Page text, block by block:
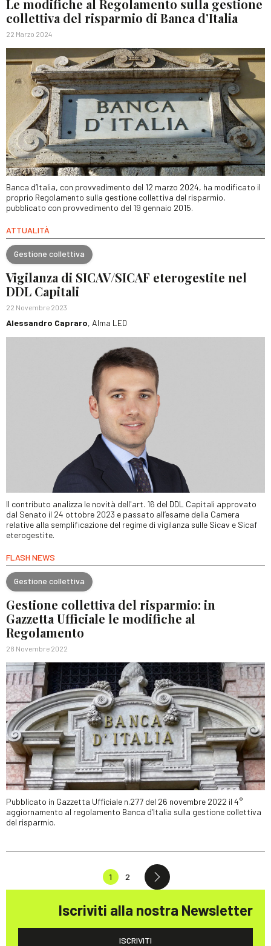
Le modifiche al Regolamento sulla gestione
collettiva del risparmio di Banca d’Italia
22 Marzo 2024
Banca d’Italia, con provvedimento del 12 marzo 2024, ha modificato il
proprio Regolamento sulla gestione collettiva del risparmio,
pubblicato con provvedimento del 19 gennaio 2015.
ATTUALITÀ
Gestione collettiva
Vigilanza di SICAV/SICAF eterogestite nel
DDL Capitali
22 Novembre 2023
Alessandro Capraro, Alma LED
Il contributo analizza le novità dell'art. 16 del DDL Capitali approvato
dal Senato il 24 ottobre 2023 e passato all’esame della Camera
relative alla semplificazione del regime di vigilanza sulle Sicav e Sicaf
eterogestite.
FLASH NEWS
Gestione collettiva
Gestione collettiva del risparmio: in
Gazzetta Ufficiale le modifiche al
Regolamento
28 Novembre 2022
Pubblicato in Gazzetta Ufficiale n.277 del 26 novembre 2022 il 4°
aggiornamento al regolamento Banca d’Italia sulla gestione collettiva
del risparmio.
1 2
Iscriviti alla nostra Newsletter
ISCRIVITI